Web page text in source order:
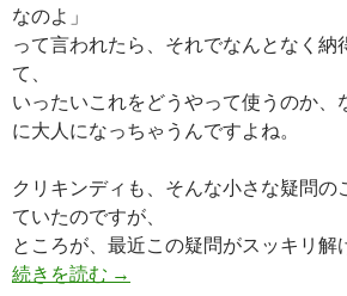
なのよ」
って言われたら、それでなんとなく納
て、
いったいこれをどうやって使うのか、
に大人になっちゃうんですよね。
クリキンディも、そんな小さな疑問の
ていたのですが、
ところが、最近この疑問がスッキリ解
続きを読む 日本人ならたいてい持っ
→